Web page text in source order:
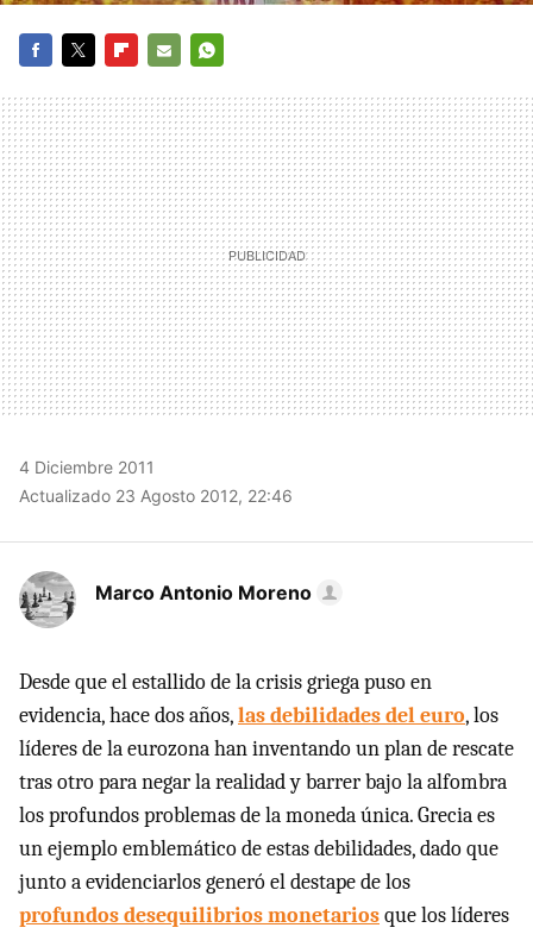
MAIL
4 Diciembre 2011
Actualizado 23 Agosto 2012, 22:46
Marco Antonio Moreno
Desde que el estallido de la crisis griega puso en
evidencia, hace dos años,las debilidades del euro, los
líderes de la eurozona han inventando un plan de rescate
tras otro para negar la realidad y barrer bajo la alfombra
los profundos problemas de la moneda única. Grecia es
un ejemplo emblemático de estas debilidades, dado que
junto a evidenciarlos generó el destape de los
profundos desequilibrios monetariosque los líderes